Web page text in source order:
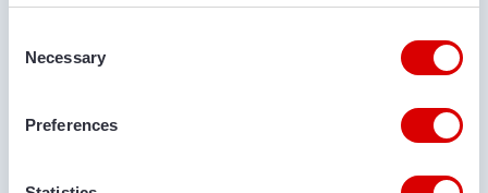
Selection
Necessary
Preferences
АДРЕСА ЕЛЕКТРОННОЇ ПОШТИ
МІСЦЕ ДОСТАВКИ